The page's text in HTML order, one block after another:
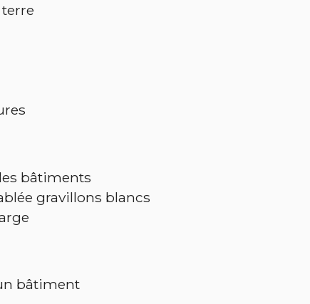
bâtiments
gravillons blancs
bâtiment